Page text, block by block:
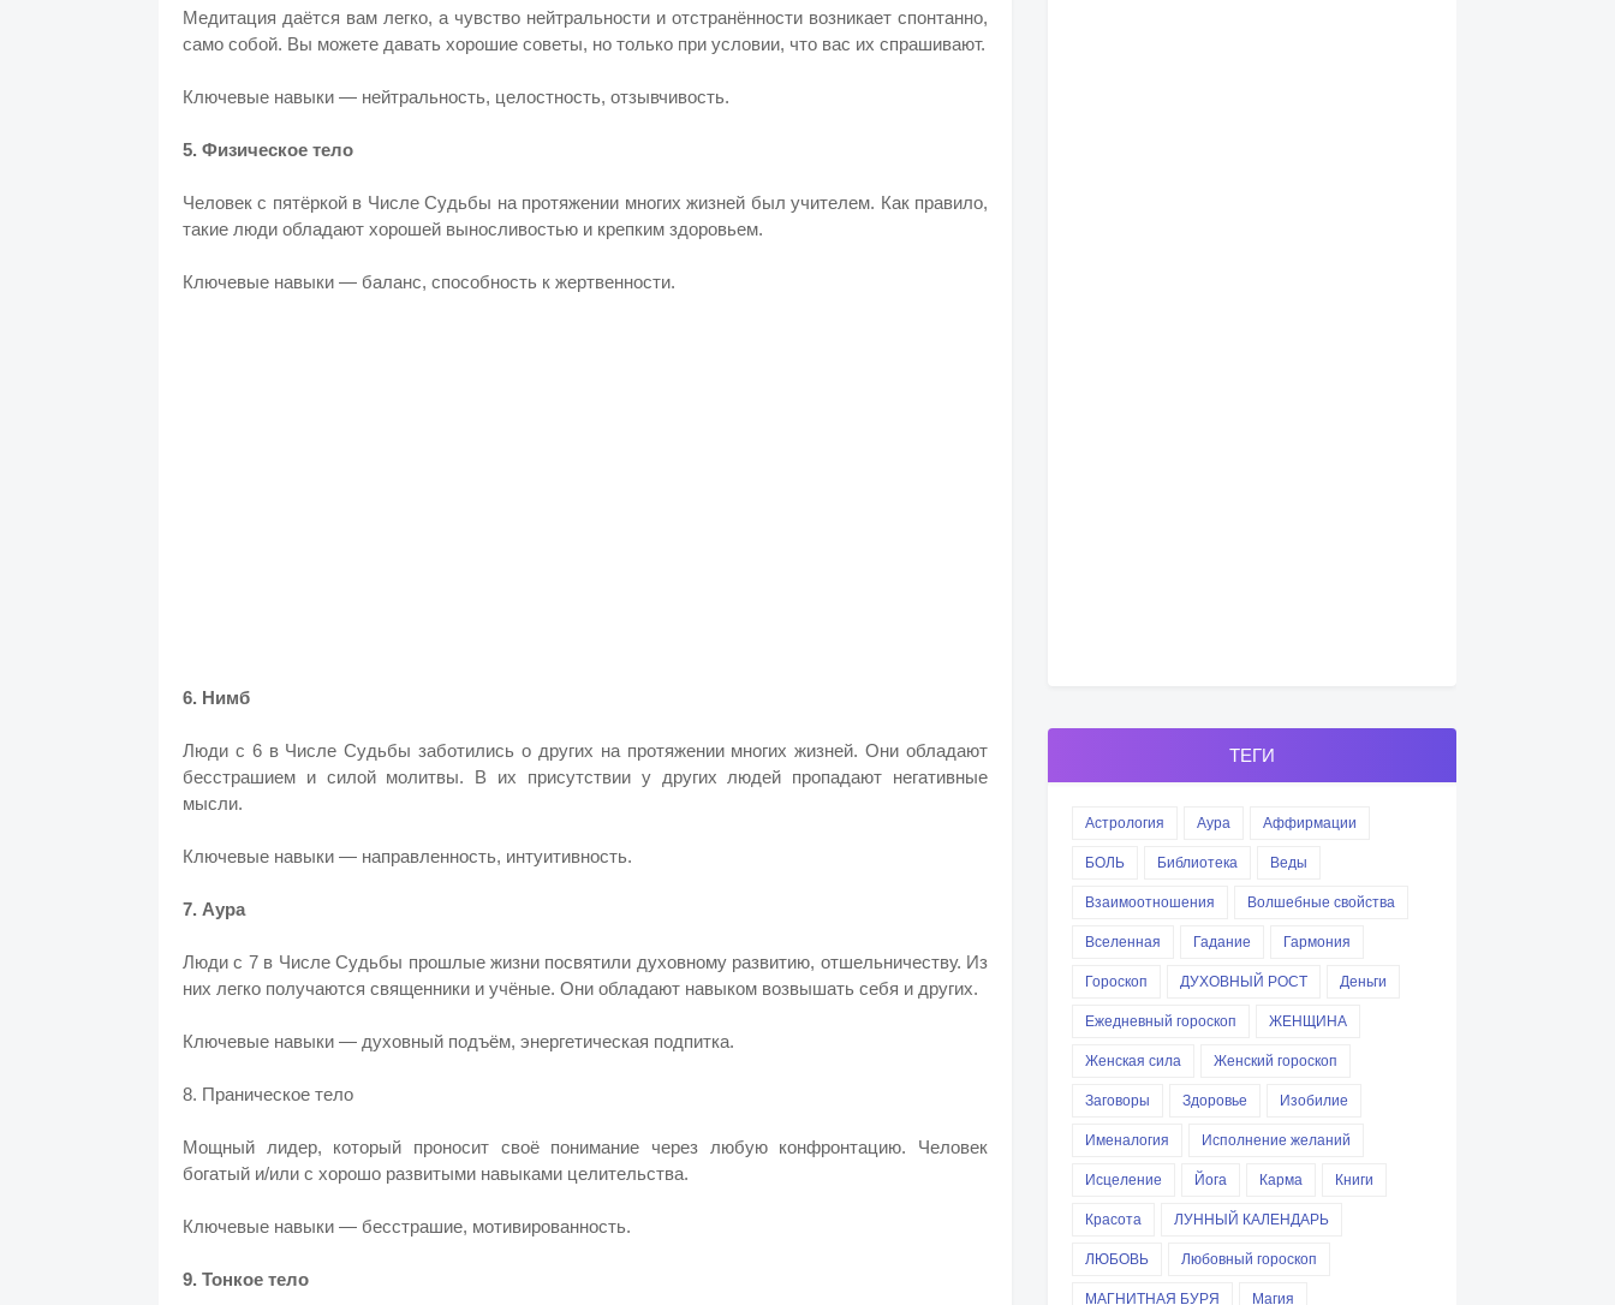
Медитация даётся вам легко, а чувство нейтральности и отстранённости возникает спонтанно,
само собой. Вы можете давать хорошие советы, но только при условии, что вас их спрашивают.
Ключевые навыки — нейтральность, целостность, отзывчивость.
5. Физическое тело
Человек с пятёркой в Числе Судьбы на протяжении многих жизней был учителем. Как правило,
такие люди обладают хорошей выносливостью и крепким здоровьем.
Ключевые навыки — баланс, способность к жертвенности.
6. Нимб
Люди с 6 в Числе Судьбы заботились о других на протяжении многих жизней. Они обладают
бесстрашием и силой молитвы. В их присутствии у других людей пропадают негативные
мысли.
Ключевые навыки — направленность, интуитивность.
7. Аура
Люди с 7 в Числе Судьбы прошлые жизни посвятили духовному развитию, отшельничеству. Из
них легко получаются священники и учёные. Они обладают навыком возвышать себя и других.
Ключевые навыки — духовный подъём, энергетическая подпитка.
8. Праническое тело
Мощный лидер, который проносит своё понимание через любую конфронтацию. Человек
богатый и/или с хорошо развитыми навыками целительства.
Ключевые навыки — бесстрашие, мотивированность.
9. Тонкое тело
ТЕГИ
Астрология Аура
Аффирмации
БОЛЬ
Библиотека
Веды
Взаимоотношения
Волшебные свойства
Вселенная
Гадание
Гармония
Гороскоп
ДУХОВНЫЙ РОСТ
Деньги
Ежедневный гороскоп
ЖЕНЩИНА
Женская сила
Женский гороскоп
Заговоры
Здоровье
Изобилие
Именалогия
Исполнение желаний
Исцеление
Йога Карма
Книги
Красота
ЛУННЫЙ КАЛЕНДАРЬ
ЛЮБОВЬ
Любовный гороскоп
МАГНИТНАЯ БУРЯ
Магия